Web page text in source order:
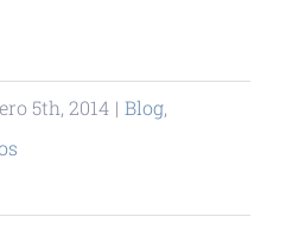
5th, 2014 | Blog,